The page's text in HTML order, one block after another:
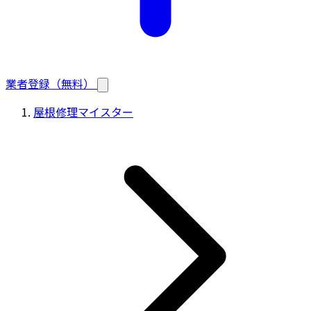
業者登録（無料）
屋根修理マイスター